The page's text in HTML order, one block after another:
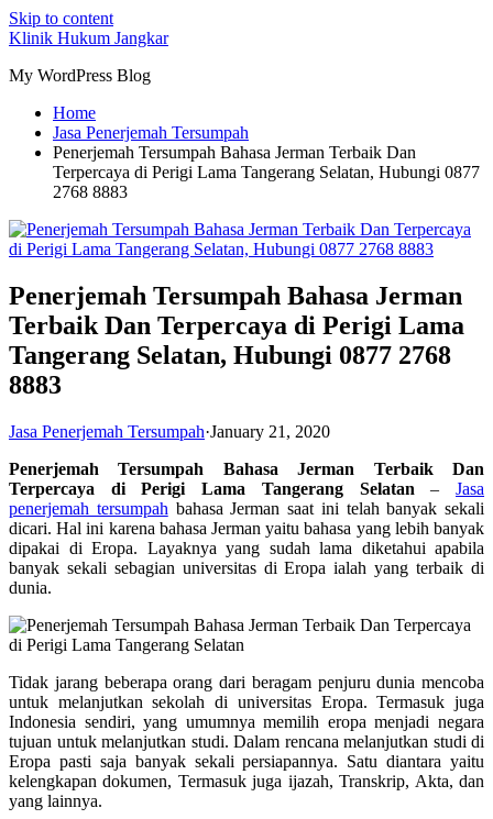
Skip to content
Klinik Hukum Jangkar
My WordPress Blog
Home
Jasa Penerjemah Tersumpah
Penerjemah Tersumpah Bahasa Jerman Terbaik Dan
Terpercaya di Perigi Lama Tangerang Selatan, Hubungi 0877
2768 8883
Penerjemah Tersumpah Bahasa Jerman
Terbaik Dan Terpercaya di Perigi Lama
Tangerang Selatan, Hubungi 0877 2768
8883
Jasa Penerjemah Tersumpah·January 21, 2020
Penerjemah Tersumpah Bahasa Jerman Terbaik Dan
Terpercaya di Perigi Lama Tangerang Selatan–Jasa
penerjemah tersumpah bahasa Jerman saat ini telah banyak sekali
dicari. Hal ini karena bahasa Jerman yaitu bahasa yang lebih banyak
dipakai di Eropa. Layaknya yang sudah lama diketahui apabila
banyak sekali sebagian universitas di Eropa ialah yang terbaik di
dunia.
Tidak jarang beberapa orang dari beragam penjuru dunia mencoba
untuk melanjutkan sekolah di universitas Eropa. Termasuk juga
Indonesia sendiri, yang umumnya memilih eropa menjadi negara
tujuan untuk melanjutkan studi. Dalam rencana melanjutkan studi di
Eropa pasti saja banyak sekali persiapannya. Satu diantara yaitu
kelengkapan dokumen, Termasuk juga ijazah, Transkrip, Akta, dan
yang lainnya.